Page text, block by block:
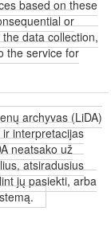
based on these
or
data collection,
the service for
archyvas (LiDA)
interpretacijas
neatsako už
atsiradusius
jų pasiekti, arba